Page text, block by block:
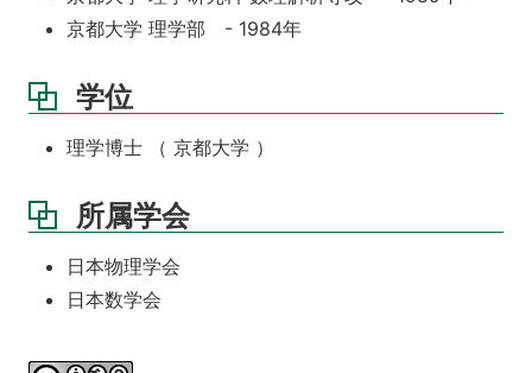
京都大学 理学部 - 1984年
学位
理学博士 （ 京都大学 ）
所属学会
日本物理学会
日本数学会